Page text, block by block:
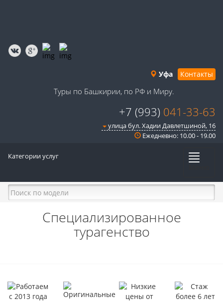
Уфа Контакты
Туры по Башкирии, по РФ и Миру.
+7 (993) 041-33-63
улица бул. Хадии Давлетшиной, 16
Ежедневно: 10.00 - 19.00
Категории услуг
Специализированное
турагенство